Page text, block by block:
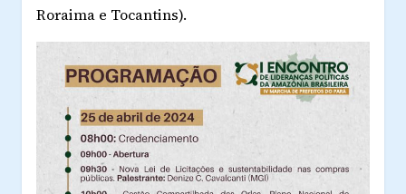
Roraima e Tocantins).